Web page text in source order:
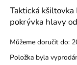
Taktická kšiltovka
pokrývka hlavy
Můžeme doručit do:
Položka byla
p
o
r
u
č